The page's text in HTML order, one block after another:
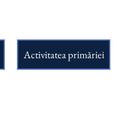
Activitatea primăriei